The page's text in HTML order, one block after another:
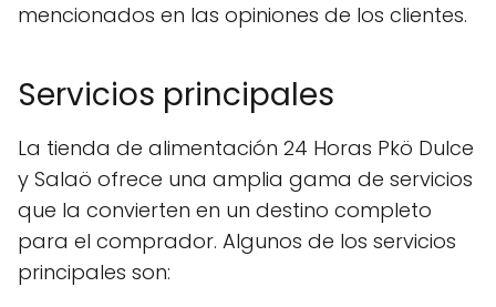
mencionados en las opiniones de los clientes.
Servicios principales
La tienda de alimentación 24 Horas Pkö Dulce
y Salaö ofrece una amplia gama de servicios
que la convierten en un destino completo
para el comprador. Algunos de los servicios
principales son: